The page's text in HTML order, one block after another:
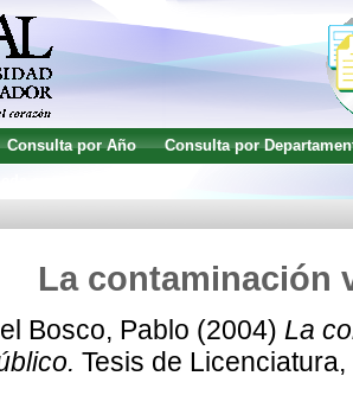
Consulta por Año
Consulta por
La contaminación
Bosco, Pablo (2004) La
Tesis de